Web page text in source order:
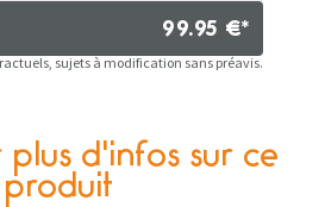
99.95 €*
sujets à modification sans préavis.
d'infos sur ce
produit